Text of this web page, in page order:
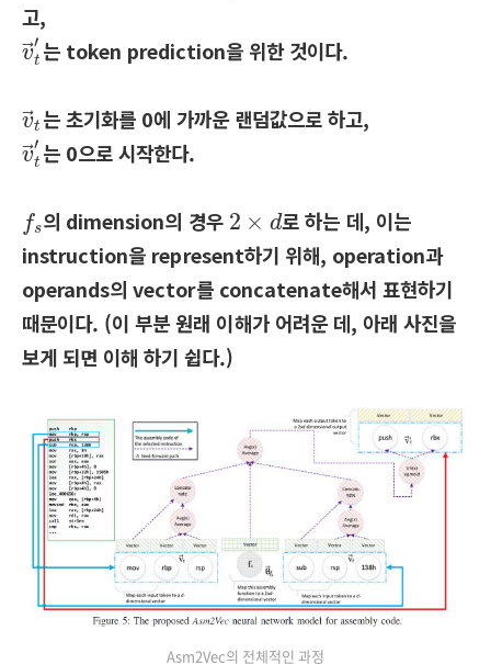
고,
→
v
′
t
v→ ′
는 token prediction을 위한 것이다.
→
vt
v →
는 초기화를 0에 가까운 랜덤값으로 하고,
→
v
′
t
v→t′
는 0으로 시작한다.
fs
fs 의 dimension의 경우 2 × d
2 × d로 하는 데, 이는
instruction을 represent하기 위해, operation과
operands의 vector를 concatenate해서 표현하기
때문이다. (이 부분 원래 이해가 어려운 데, 아래 사진을
보게 되면 이해 하기 쉽다.)
Asm2Vec의 전체적인 과정